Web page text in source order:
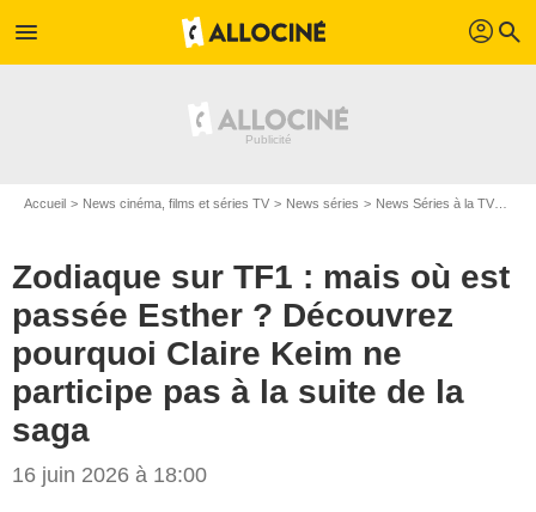
menu profil search
Accueil News cinéma, films et séries TV News séries News Séries à la TV
Zodiaque sur TF1 : mais où est
passée Esther ? Découvrez
pourquoi Claire Keim ne
participe pas à la suite de la
saga
16 juin 2026 à 18:00